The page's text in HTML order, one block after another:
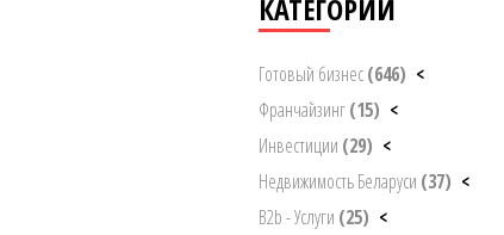
КАТЕГОРИИ
Готовый бизнес(646) <
Франчайзинг(15) <
Инвестиции (29) <
Недвижимость Беларуси (37) <
B2b - Услуги (25) <